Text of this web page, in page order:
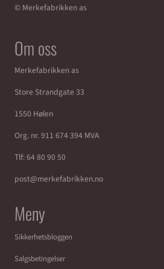
© Merkefabrikken as
Om oss
Merkefabrikken as
Store Strandgate 33
1550 Hølen
Org. nr. 911 674 394 MVA
Tlf:64 80 90 50
post@merkefabrikken.no
Meny
Sikkerhetsbloggen
Salgsbetingelser